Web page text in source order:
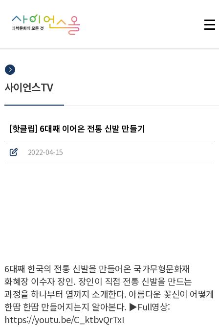
사이언스TV
[핫클립] 6대째 이어온 전통 신발 만들기
2022-04-15
6대째 한국의 전통 신발을 만들어온 국가무형문화재
화혜장 이수자 장인. 장인이 직접 전통 신발을 만드는
과정을 하나부터 열까지 소개한다. 아름다운 꽃신이 어떻게
한땀 한땀 만들어지는지 알아본다. ▶Full영상:
https://youtu.be/C_ktbvQrTxI